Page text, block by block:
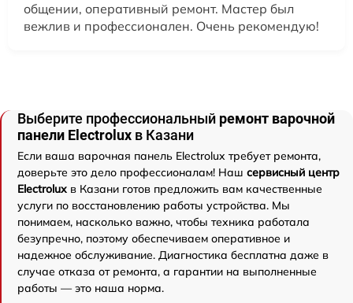
общении, оперативный ремонт. Мастер был
вежлив и профессионален. Очень рекомендую!
Выберите профессиональный ремонт варочной
панели Electrolux в Казани
Если ваша варочная панель Electrolux требует ремонта,
доверьте это дело профессионалам! Наш сервисный центр
Electrolux в Казани готов предложить вам качественные
услуги по восстановлению работы устройства. Мы
понимаем, насколько важно, чтобы техника работала
безупречно, поэтому обеспечиваем оперативное и
надежное обслуживание. Диагностика бесплатна даже в
случае отказа от ремонта, а гарантии на выполненные
работы — это наша норма.